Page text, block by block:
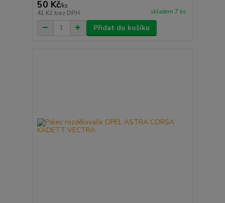
50 Kč/ks
41 Kč bez DPH skladem 7 ks
Přidat do košíku